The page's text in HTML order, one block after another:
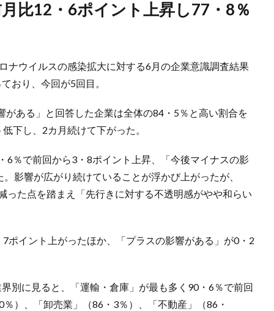
ナウイルスの感染拡大に対する6月の企業意識調査結果
おり、今回が5回目。
ある」と回答した企業は全体の84・5％と高い割合を
下し、2カ月続けて下がった。
6％で前回から3・8ポイント上昇、「今後マイナスの影
影響が広がり続けていることが浮かび上がったが、
た点を踏まえ「先行きに対する不透明感がやや和らい
ポイント上がったほか、「プラスの影響がある」が0・2
別に見ると、「運輸・倉庫」が最も多く90・6％で前回
）、「卸売業」（86・3％）、「不動産」（86・